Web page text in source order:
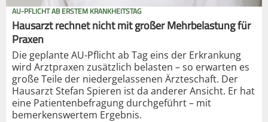
AU-PFLICHT AB ERSTEM KRANKHEITSTAG
Hausarzt rechnet nicht mit großer Mehrbelastung für
Praxen
Die geplante AU-Pflicht ab Tag eins der Erkrankung
wird Arztpraxen zusätzlich belasten – so erwarten es
große Teile der niedergelassenen Ärzteschaft. Der
Hausarzt Stefan Spieren ist da anderer Ansicht. Er hat
eine Patientenbefragung durchgeführt – mit
bemerkenswertem Ergebnis.